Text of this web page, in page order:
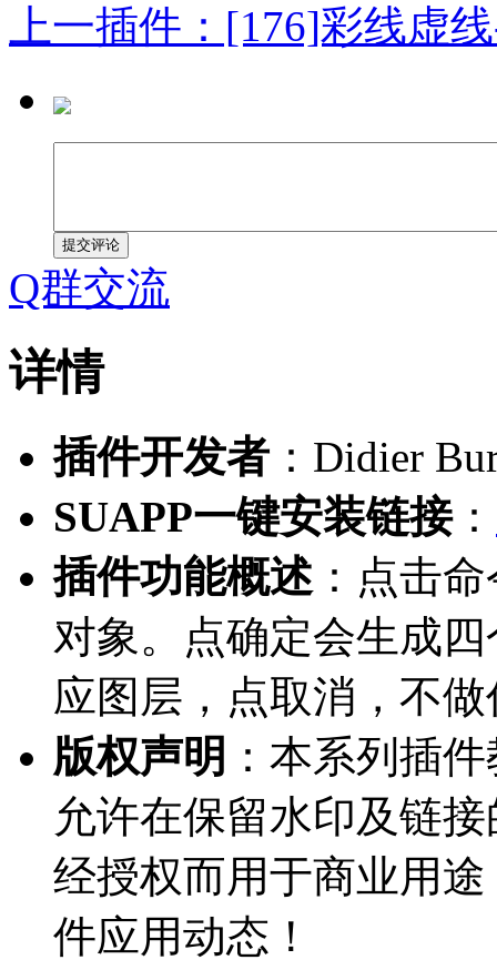
上一插件：[176]彩线虚
提交评论
Q群交流
详情
插件开发者 ：Didier
SUAPP一键安装链接：
插件功能概述 ：点击
对象。点确定会生成
应图层，点取消，不
版权声明 ：本系列插
允许在保留水印及链
经授权而用于商业用
件应用动态！